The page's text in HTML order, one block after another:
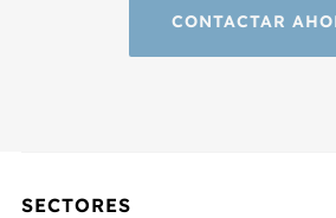
CONTACTAR
SECTORES